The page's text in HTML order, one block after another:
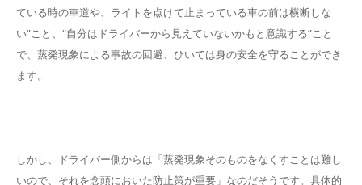
ている時の車道や、ライトを点けて止まっている車の前は横断しな
い”こと、“自分はドライバーから見えていないかもと意識する”こと
で、蒸発現象による事故の回避、ひいては身の安全を守ることができ
ます。
しかし、ドライバー側からは「蒸発現象そのものをなくすことは難し
いので、それを念頭においた防止策が重要」なのだそうです。具体的